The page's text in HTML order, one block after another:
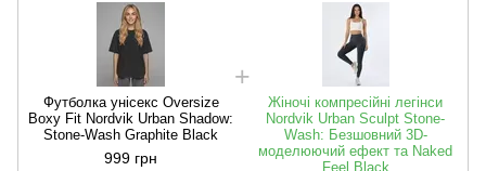
Футболка унісекс Oversize
Boxy Fit Nordvik Urban Shadow:
Stone-Wash Graphite Black
999 грн
Жіночі компресійні легінси
Nordvik Urban Sculpt Stone-
Wash: Безшовний 3D-
моделюючий ефект та Naked
Feel Black